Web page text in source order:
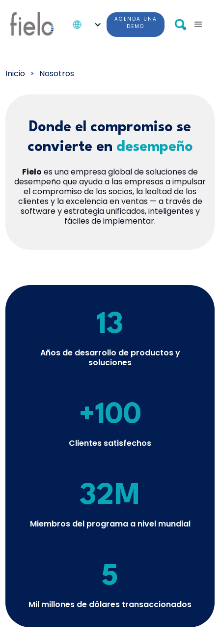
AGENDA UNA
DEMO
Inicio > Nosotros
Donde el compromiso se
convierte en desempeño
Fielo es una empresa global de soluciones de
desempeño que ayuda a las empresas a impulsar
el compromiso de los socios, la lealtad de los
clientes y la excelencia en ventas — a través de
software y estrategia unificados, inteligentes y
fáciles de implementar.
13
Años de desarrollo de productos y
soluciones
+100
Clientes satisfechos
32M
Miembros del programa a nivel mundial
5
Mil millones de dólares transaccionados